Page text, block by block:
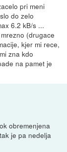
pri meni
do zelo
6.2 kB/s ...
(drugace
kjer mi rece,
zna kdo
na pamet je
obremenjena
je pa nedelja